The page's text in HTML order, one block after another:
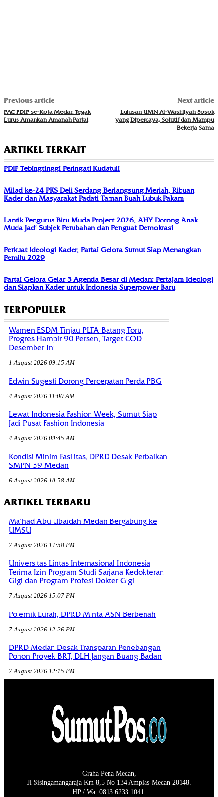
Previous article
PAC PDIP se-Kota Medan Tegak
Lurus Amankan Amanah Partai
Next article
Lulusan UMN Al-Washliyah Sosok
yang Dipercaya, Solutif dan Mampu
Bekerja Sama
ARTIKEL TERKAIT
PDIP Tebingtinggi Peringati Kudatuli
Milad ke-24 PKS Deli Serdang Berlangsung Meriah, Ribuan
Kader dan Masyarakat Padati Taman Buah Lubuk Pakam
Lantik Pengurus Biru Muda Project 2026, AHY Dorong Anak
Muda Jadi Subjek Perubahan dan Penguat Demokrasi
Perkuat Ideologi Kader, Partai Gelora Sumut Siap Menangkan
Pemilu 2029
Partai Gelora Gelar 3 Agenda Besar di Medan: Pertajam Ideologi
dan Siapkan Kader untuk Indonesia Superpower Baru
TERPOPULER
Wamen ESDM Tinjau PLTA Batang Toru,
Progres Hampir 90 Persen, Target COD
Desember Ini
1 August 2026 09:15 AM
Edwin Sugesti Dorong Percepatan Perda PBG
4 August 2026 11:00 AM
Lewat Indonesia Fashion Week, Sumut Siap
Jadi Pusat Fashion Indonesia
4 August 2026 09:45 AM
Kondisi Minim Fasilitas, DPRD Desak Perbaikan
SMPN 39 Medan
6 August 2026 10:58 AM
ARTIKEL TERBARU
Ma’had Abu Ubaidah Medan Bergabung ke
UMSU
7 August 2026 17:58 PM
Universitas Lintas Internasional Indonesia
Terima Izin Program Studi Sarjana Kedokteran
Gigi dan Program Profesi Dokter Gigi
7 August 2026 15:07 PM
Polemik Lurah, DPRD Minta ASN Berbenah
7 August 2026 12:26 PM
DPRD Medan Desak Transparan Penebangan
Pohon Proyek BRT, DLH Jangan Buang Badan
7 August 2026 12:15 PM
Graha Pena Medan,
Jl Sisingamangaraja Km 8,5 No 134 Amplas-Medan 20148.
HP / Wa: 0813 6233 1041.